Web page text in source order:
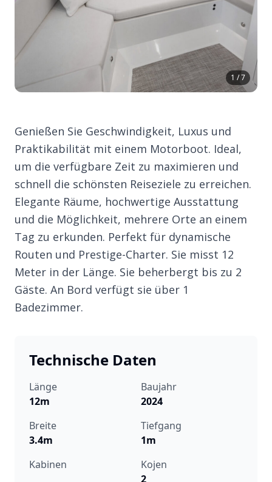
1 / 7
Genießen Sie Geschwindigkeit, Luxus und
Praktikabilität mit einem Motorboot. Ideal,
um die verfügbare Zeit zu maximieren und
schnell die schönsten Reiseziele zu erreichen.
Elegante Räume, hochwertige Ausstattung
und die Möglichkeit, mehrere Orte an einem
Tag zu erkunden. Perfekt für dynamische
Routen und Prestige-Charter. Sie misst 12
Meter in der Länge. Sie beherbergt bis zu 2
Gäste. An Bord verfügt sie über 1
Badezimmer.
Technische Daten
Länge
12m
Baujahr
2024
Breite
3.4m
Tiefgang
1m
Kabinen
Kojen
2